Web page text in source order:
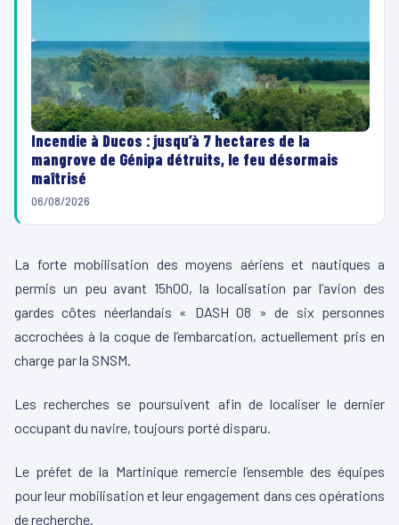
Incendie à Ducos : jusqu’à 7 hectares de la
mangrove de Génipa détruits, le feu désormais
maîtrisé
06/08/2026
La forte mobilisation des moyens aériens et nautiques a
permis un peu avant 15h00, la localisation par l’avion des
gardes côtes néerlandais « DASH 08 » de six personnes
accrochées à la coque de l’embarcation, actuellement pris en
charge par la SNSM.
Les recherches se poursuivent afin de localiser le dernier
occupant du navire, toujours porté disparu.
Le préfet de la Martinique remercie l’ensemble des équipes
pour leur mobilisation et leur engagement dans ces opérations
de recherche.